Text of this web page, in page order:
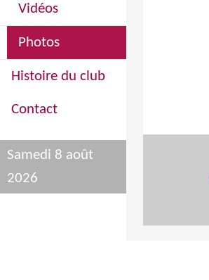
Vidéos
Photos
Histoire du club
Contact
Samedi 8 août
2026